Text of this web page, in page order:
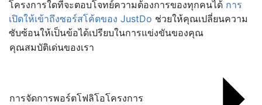
โครงการใดที่จะตอบโจทย์ความต้องการของทุกคนได้ การ
เปิดให้เข้าถึงซอร์สโค้ดของ JustDo ช่วยให้คุณเปลี่ยนความ
ซับซ้อนให้เป็นข้อได้เปรียบในการแข่งขันของคุณ
คุณสมบัติเด่นของเรา
การจัดการพอร์ตโฟลิโอโครงการ